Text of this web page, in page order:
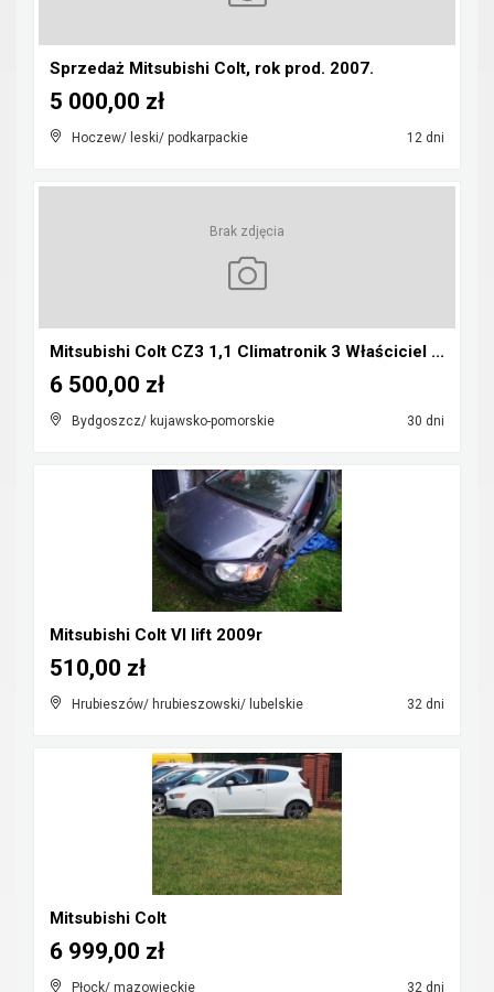
Sprzedaż Mitsubishi Colt, rok prod. 2007.
Hoczew/ leski/ podkarpackie 12 dni
5 000,00 zł
Brak zdjęcia
Mitsubishi Colt CZ3 1,1 Climatronik 3 Właściciel ...
Bydgoszcz/ kujawsko-pomorskie 30 dni
6 500,00 zł
Mitsubishi Colt VI lift 2009r
Hrubieszów/ hrubieszowski/ lubelskie 32 dni
510,00 zł
Mitsubishi Colt
Płock/ mazowieckie 32 dni
6 999,00 zł